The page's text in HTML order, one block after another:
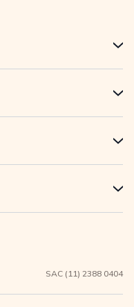
+
+
+
+
SAC (11) 2388 0404